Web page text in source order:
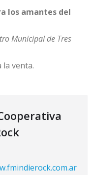
los amantes del
Municipal de Tres
la venta.